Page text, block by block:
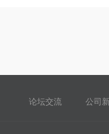
论坛交流 公司